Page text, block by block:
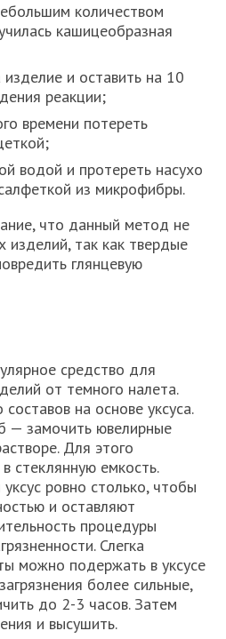
количеством
кашицеобразная
изделие и оставить на 10
реакции;
времени потереть
водой и протереть насухо
из микрофибры.
что данный метод не
изделий, так как твердые
глянцевую
средство для
от темного налета.
на основе уксуса.
— замочить ювелирные
Для этого
стеклянную емкость.
ровно столько, чтобы
и оставляют
процедуры
Слегка
можно подержать в уксусе
более сильные,
до 2-3 часов. Затем
и высушить.